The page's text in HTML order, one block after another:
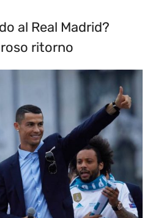
al Real Madrid?
ritorno